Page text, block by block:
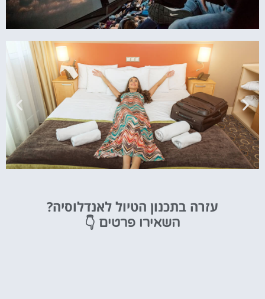
מציאת מלון
עזרה בתכנון הטיול לאנדלוסיה?
השאירו פרטים 👇